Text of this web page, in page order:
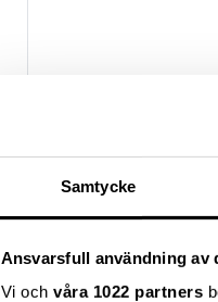
Samtycke
Ansvarsfull användning av
Vi och våra 1022 partners